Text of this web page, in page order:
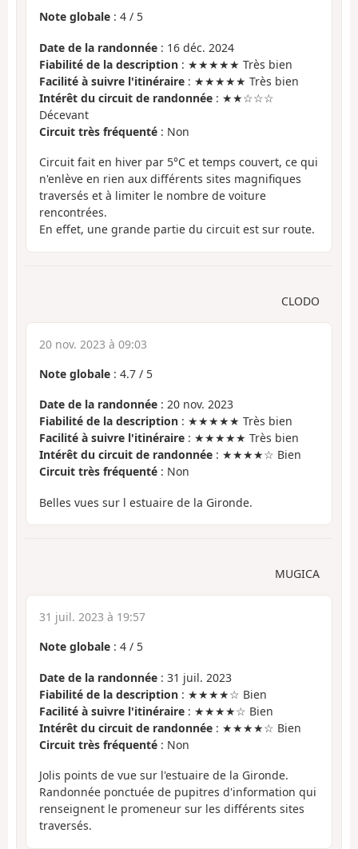
Note globale : 4 / 5
Date de la randonnée : 16 déc. 2024
Fiabilité de la description : ★★★★★ Très bien
Facilité à suivre l'itinéraire : ★★★★★ Très bien
Intérêt du circuit de randonnée : ★★☆☆☆
Décevant
Circuit très fréquenté : Non
Circuit fait en hiver par 5°C et temps couvert, ce qui
n'enlève en rien aux différents sites magnifiques
traversés et à limiter le nombre de voiture
rencontrées.
En effet, une grande partie du circuit est sur route.
CLODO
20 nov. 2023 à 09:03
Note globale : 4.7 / 5
Date de la randonnée : 20 nov. 2023
Fiabilité de la description : ★★★★★ Très bien
Facilité à suivre l'itinéraire : ★★★★★ Très bien
Intérêt du circuit de randonnée : ★★★★☆ Bien
Circuit très fréquenté : Non
Belles vues sur l estuaire de la Gironde.
MUGICA
31 juil. 2023 à 19:57
Note globale : 4 / 5
Date de la randonnée : 31 juil. 2023
Fiabilité de la description : ★★★★☆ Bien
Facilité à suivre l'itinéraire : ★★★★☆ Bien
Intérêt du circuit de randonnée : ★★★★☆ Bien
Circuit très fréquenté : Non
Jolis points de vue sur l'estuaire de la Gironde.
Randonnée ponctuée de pupitres d'information qui
renseignent le promeneur sur les différents sites
traversés.